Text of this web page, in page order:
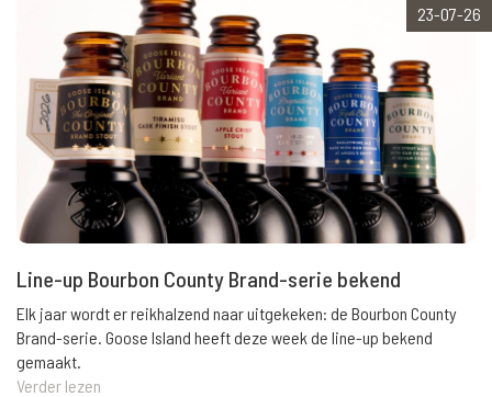
23-07-26
Line-up Bourbon County Brand-serie bekend
Elk jaar wordt er reikhalzend naar uitgekeken: de Bourbon County
Brand-serie. Goose Island heeft deze week de line-up bekend
gemaakt.
Verder lezen